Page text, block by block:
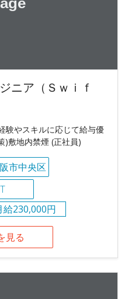
ニア（Ｓｗｉｆ
験やスキルに応じて給与優
)敷地内禁煙 (正社員)
市中央区
給230,000円
見る